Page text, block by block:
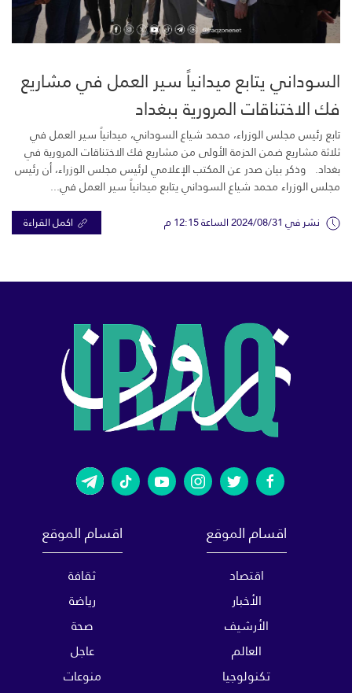
السوداني يتابع ميدانياً سير العمل في مشاريع
فك الاختناقات المرورية ببغداد
تابع رئيس مجلس الوزراء، محمد شياع السوداني، ميدانياً سير العمل في
ثلاثة مشاريع ضمن الحزمة الأولى من مشاريع فك الاختناقات المرورية في
بغداد. وذكر بيان صدر عن المكتب الإعلامي لرئيس مجلس الوزراء، أن رئيس
مجلس الوزراء محمد شياع السوداني يتابع ميدانياً سير العمل في...
نشر في 2024/08/31 الساعة 12:15 م اكمل القراءة
اقسام الموقع
اقتصاد
الأخبار
الأرشيف
العالم
تكنولوجيا
اقسام الموقع
ثقافة
رياضة
صحة
عاجل
منوعات